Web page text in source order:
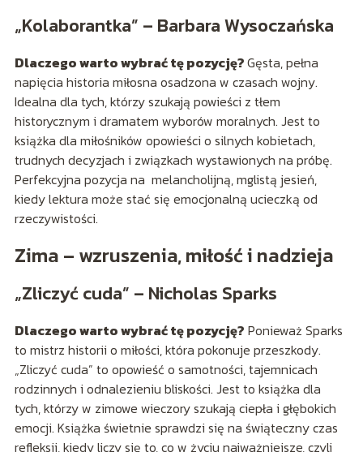
„Kolaborantka” – Barbara Wysoczańska
Dlaczego warto wybrać tę pozycję?Gęsta, pełna
napięcia historia miłosna osadzona w czasach wojny.
Idealna dla tych, którzy szukają powieści z tłem
historycznym i dramatem wyborów moralnych. Jest to
książka dla miłośników opowieści o silnych kobietach,
trudnych decyzjach i związkach wystawionych na próbę.
Perfekcyjna pozycja na melancholijną, mglistą jesień,
kiedy lektura może stać się emocjonalną ucieczką od
rzeczywistości.
Zima – wzruszenia, miłość i nadzieja
„Zliczyć cuda” – Nicholas Sparks
Dlaczego warto wybrać tę pozycję? Ponieważ Sparks
to mistrz historii o miłości, która pokonuje przeszkody.
„Zliczyć cuda” to opowieść o samotności, tajemnicach
rodzinnych i odnalezieniu bliskości. Jest to książka dla
tych, którzy w zimowe wieczory szukają ciepła i głębokich
emocji. Książka świetnie sprawdzi się na świąteczny czas
refleksji, kiedy liczy się to, co w życiu najważniejsze, czyli